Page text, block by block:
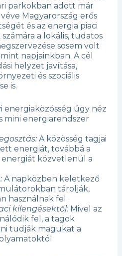
parkokban adott már
Magyarország erős
és az energia piaci
a lokális, tudatos
sosem volt
napjainkban. A cél
helyzet javítása,
és szociális
is.
energiaközösség úgy néz
mini energiarendszer
A közösség tagjai
energiát, továbbá a
közvetlenül a
A napközben keletkező
tárolják,
használnak fel.
kilengésektől: Mivel az
fel, a tagok
tudják magukat a